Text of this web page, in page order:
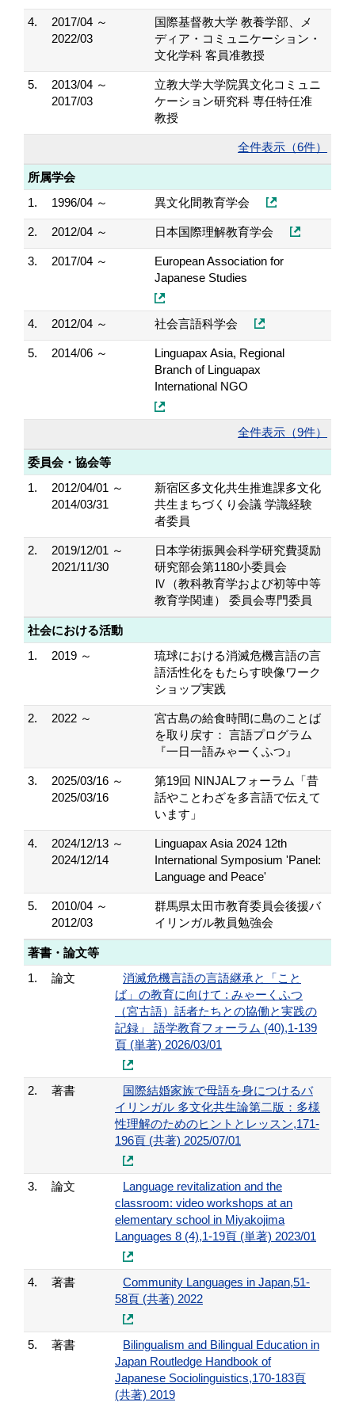
4.
2017/04 ～
2022/03
国際基督教大学 教養学部、メ
ディア・コミュニケーション・
文化学科 客員准教授
5.
2013/04 ～
2017/03
立教大学大学院異文化コミュニ
ケーション研究科 専任特任准
教授
全件表示（6件）
所属学会
1.
1996/04 ～ 異文化間教育学会
2. 2012/04 ～ 日本国際理解教育学会
3. 2017/04 ～
European Association for
Japanese Studies
4. 2012/04 ～ 社会言語科学会
5. 2014/06 ～
Linguapax Asia, Regional
Branch of Linguapax
International NGO
全件表示（9件）
委員会・協会等
1.
2012/04/01 ～
2014/03/31
新宿区多文化共生推進課多文化
共生まちづくり会議 学識経験
者委員
2.
2019/12/01 ～
2021/11/30
日本学術振興会科学研究費奨励
研究部会第1180小委員会
Ⅳ（教科教育学および初等中等
教育学関連） 委員会専門委員
社会における活動
1.
2019 ～
琉球における消滅危機言語の言
語活性化をもたらす映像ワーク
ショップ実践
2. 2022 ～
宮古島の給食時間に島のことば
を取り戻す： 言語プログラム
『一日一語みゃーくふつ』
3.
2025/03/16 ～
2025/03/16
第19回 NINJALフォーラム「昔
話やことわざを多言語で伝えて
います」
4.
2024/12/13 ～
2024/12/14
Linguapax Asia 2024 12th
International Symposium 'Panel:
Language and Peace'
5.
2010/04 ～
2012/03
群馬県太田市教育委員会後援バ
イリンガル教員勉強会
著書・論文等
1.
論文
消滅危機言語の言語継承と「こと
ば」の教育に向けて : みゃーくふつ
（宮古語）話者たちとの協働と実践の
記録」 語学教育フォーラム (40),1-139
頁 (単著) 2026/03/01
2. 著書
国際結婚家族で母語を身につけるバ
イリンガル 多文化共生論第二版：多様
性理解のためのヒントとレッスン,171-
196頁 (共著) 2025/07/01
3. 論文
Language revitalization and the
classroom: video workshops at an
elementary school in Miyakojima
Languages 8 (4),1-19頁 (単著) 2023/01
4. 著書
Community Languages in Japan,51-
58頁 (共著) 2022
5. 著書
Bilingualism and Bilingual Education in
Japan Routledge Handbook of
Japanese Sociolinguistics,170-183頁
(共著) 2019